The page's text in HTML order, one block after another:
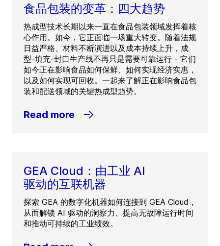
食品包装的变革：四大趋势
热成型技术长期以来一直在食品包装领域发挥着核
心作用。如今，它正面临一场重大转变。随着法规
日益严格、材料不断演进以及成本持续上升，成
型-填充-封口生产线不再只是需要可靠运行 - 它们
如今正在影响食品如何保鲜、如何实现经济实惠，
以及如何实现可回收。一起来了解正在影响食品包
装和配送领域的关键热成型趋势。
Read more
GEA Cloud：由工业 AI
驱动的互联机器
探索 GEA 的数字化机器如何连接到 GEA Cloud，
从而解锁 AI 驱动的洞察力、提高无故障运行时间
和推动可持续的工业绩效。